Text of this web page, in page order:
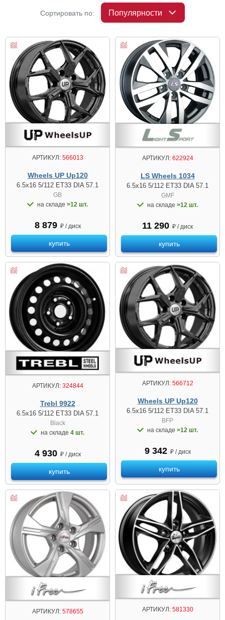
Сортировать по: Популярности
АРТИКУЛ:566013
Wheels UP Up120
6.5x16 5/112 ET33 DIA 57.1
GB
на складе >12 шт.
8 879 ₽ / диск
купить
АРТИКУЛ:622924
LS Wheels 1034
6.5x16 5/112 ET33 DIA 57.1
GMF
на складе >12 шт.
11 290 ₽ / диск
купить
АРТИКУЛ:324844
Trebl 9922
6.5x16 5/112 ET33 DIA 57.1
Black
на складе 4 шт.
4 930 ₽ / диск
купить
АРТИКУЛ:566712
Wheels UP Up120
6.5x16 5/112 ET33 DIA 57.1
BFP
на складе >12 шт.
9 342 ₽ / диск
купить
АРТИКУЛ:578655 АРТИКУЛ:581330